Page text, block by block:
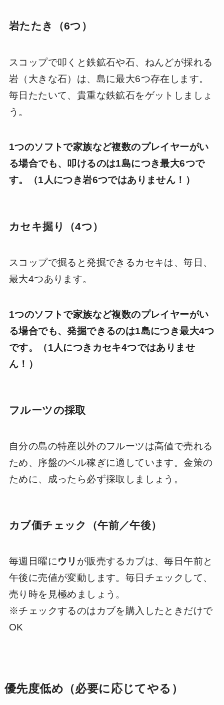
岩たたき（6つ）
スコップで叩くと鉄鉱石や石、ねんどが採れる
岩（大きな石）は、島に最大6つ存在します。
毎日たたいて、貴重な鉄鉱石をゲットしましょ
う。
1つのソフトで家族など複数のプレイヤーがい
る場合でも、叩けるのは1島につき最大6つで
す。（1人につき岩6つではありません！）
カセキ掘り（4つ）
スコップで掘ると発掘できるカセキは、毎日、
最大4つあります。
1つのソフトで家族など複数のプレイヤーがい
る場合でも、発掘できるのは1島につき最大4つ
です。（1人につきカセキ4つではありませ
ん！）
フルーツの採取
自分の島の特産以外のフルーツは高値で売れる
ため、序盤のベル稼ぎに適しています。金策の
ために、成ったら必ず採取しましょう。
カブ価チェック（午前／午後）
毎週日曜にウリ が販売するカブは、毎日午前と
午後に売値が変動します。毎日チェックして、
売り時を見極めましょう。
※チェックするのはカブを購入したときだけで
OK
優先度低め（必要に応じてやる）